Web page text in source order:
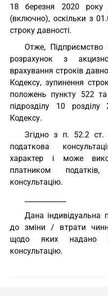
18 березня 2020
(включно), оскільки з
строку давності.
Отже,
розрахунок з
врахування строків
Кодексу, зупинення
положень пункту 522
підрозділу 10 розділу
Кодексу.
Згідно з п. 52.2 ст.
податкова
характер і може
платником
консультацію.
Дана індивідуальна
до зміни / втрати
щодо яких надано
консультацію.